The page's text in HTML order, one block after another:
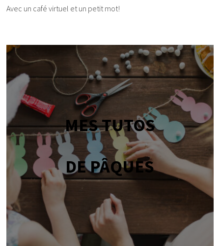
Avec un café virtuel et un petit mot!
MES TUTOS
DE PÂQUES